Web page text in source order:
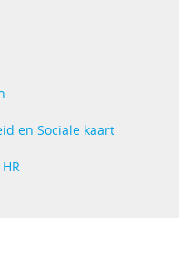
en Sociale kaart